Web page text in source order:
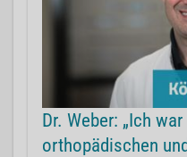
Dr. Weber: „Ich
orthopädischen